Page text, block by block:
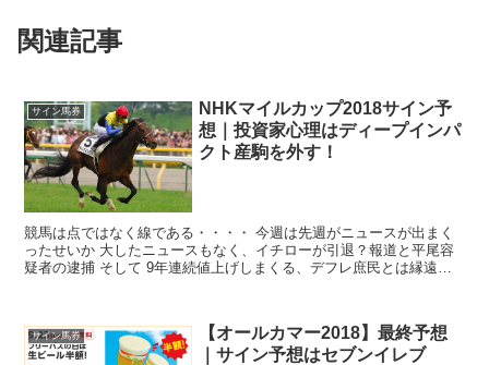
関連記事
サイン馬券
NHKマイルカップ2018サイン予
想｜投資家心理はディープインパ
クト産駒を外す！
競馬は点ではなく線である・・・・ 今週は先週がニュースが出まく
ったせいか 大したニュースもなく、イチローが引退？報道と平尾容
疑者の逮捕 そして 9年連続値上げしまくる、デフレ庶民とは縁遠い
サイン馬券
【オールカマー2018】最終予想
｜サイン予想はセブンイレブ